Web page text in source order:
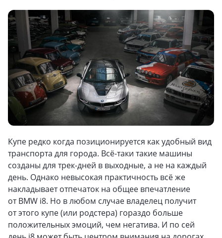
Купе редко когда позиционируется как удобный вид
транспорта для города. Всё-таки такие машины
созданы для трек-дней в выходные, а не на каждый
день. Однако невысокая практичность всё же
накладывает отпечаток на общее впечатление
от BMW i8. Но в любом случае владелец получит
от этого купе (или родстера) гораздо больше
положительных эмоций, чем негатива. И по сей